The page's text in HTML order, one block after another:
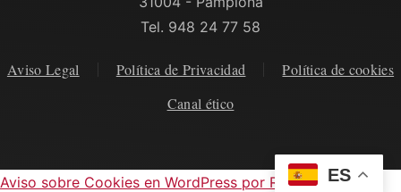
Tel. 948 24 77 58
Aviso Legal Política de Privacidad
Política de cookies
Canal ético
ES
Aviso sobre Cookies en WordPress por Real Cookie